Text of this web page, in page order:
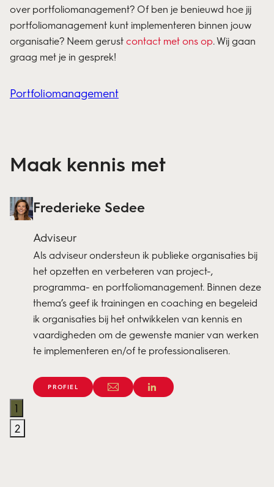
over portfoliomanagement? Of ben je benieuwd hoe jij
portfoliomanagement kunt implementeren binnen jouw
organisatie? Neem gerustcontact met ons op. Wij gaan
graag met je in gesprek!
Portfoliomanagement
Maak kennis met
Frederieke Sedee
Adviseur
Als adviseur ondersteun ik publieke organisaties bij
het opzetten en verbeteren van project-,
programma- en portfoliomanagement. Binnen deze
thema’s geef ik trainingen en coaching en begeleid
ik organisaties bij het ontwikkelen van kennis en
vaardigheden om de gewenste manier van werken
te implementeren en/of te professionaliseren.
PROFIEL
1
2